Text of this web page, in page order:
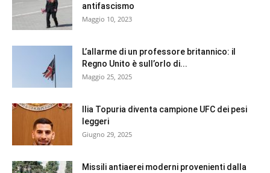
antifascismo
Maggio 10, 2023
L’allarme di un professore britannico: il
Regno Unito è sull’orlo di...
Maggio 25, 2025
Ilia Topuria diventa campione UFC dei pesi
leggeri
Giugno 29, 2025
Missili antiaerei moderni provenienti dalla